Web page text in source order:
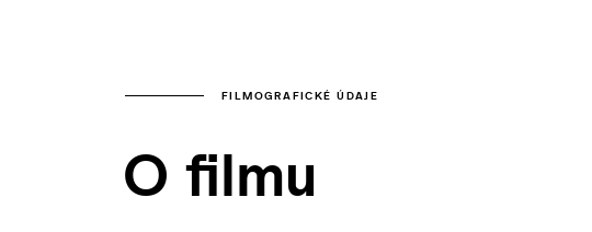
FILMOGRAFICKÉ ÚDAJE
O filmu